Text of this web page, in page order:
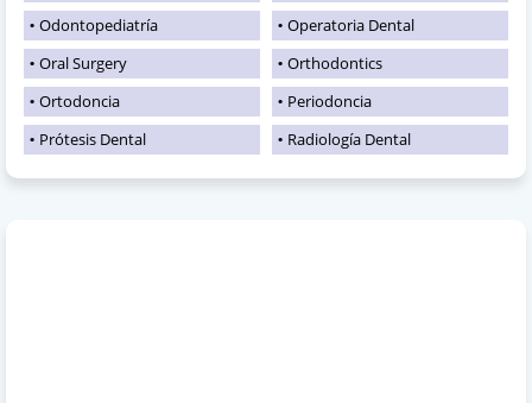
Odontopediatría
Operatoria Dental
Oral Surgery
Orthodontics
Ortodoncia
Periodoncia
Prótesis Dental
Radiología Dental